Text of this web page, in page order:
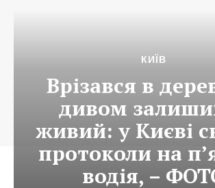
КИЇВ
Врізався в
дивом
живий: у Києві
протоколи на
водія, –